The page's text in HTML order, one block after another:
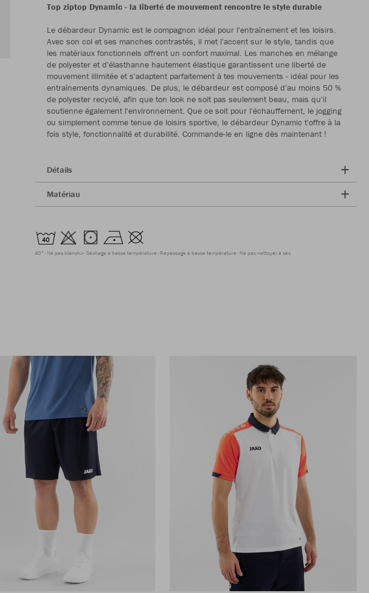
Top ziptop Dynamic - la liberté de mouvement rencontre le style durable
Le débardeur Dynamic est le compagnon idéal pour l'entraînement et les loisirs.
Avec son col et ses manches contrastés, il met l'accent sur le style, tandis que
les matériaux fonctionnels offrent un confort maximal. Les manches en mélange
de polyester et d'élasthanne hautement élastique garantissent une liberté de
mouvement illimitée et s'adaptent parfaitement à tes mouvements - idéal pour les
entraînements dynamiques. De plus, le débardeur est composé d'au moins 50 %
de polyester recyclé, afin que ton look ne soit pas seulement beau, mais qu'il
soutienne également l'environnement. Que ce soit pour l'échauffement, le jogging
ou simplement comme tenue de loisirs sportive, le débardeur Dynamic t'offre à la
fois style, fonctionnalité et durabilité. Commande-le en ligne dès maintenant !
Détails
Matériau
40° Ne pas blanchir Séchage à basse température Repassage à basse température Ne pas nettoyer à sec